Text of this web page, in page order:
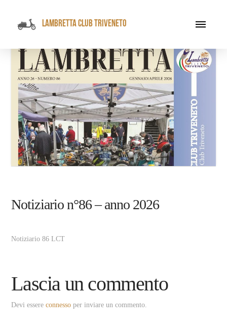
LAMBRETTA CLUB TRIVENETO
Notiziario n°86 – anno 2026
Notiziario 86 LCT
Lascia un commento
Devi essereconnesso per inviare un commento.